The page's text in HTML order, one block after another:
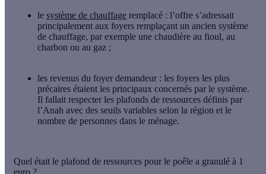
le système de chauffage remplacé : l’offre s’adressait
principalement aux foyers remplaçant un ancien système
de chauffage, par exemple une chaudière au fioul, au
charbon ou au gaz ;
les revenus du foyer demandeur : les foyers les plus
précaires étaient les principaux concernés par le système.
Il fallait respecter les plafonds de ressources définis par
l’Anah avec des seuils variables selon la région et le
nombre de personnes dans le ménage.
Quel était le plafond de ressources pour le poêle a granulé à 1
euro ?